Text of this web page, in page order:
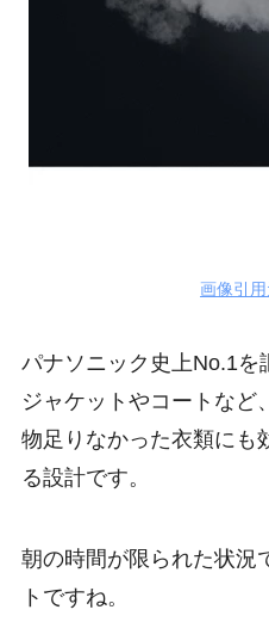
画像引
パナソニック史上No.1を
ジャケットやコートなど
物足りなかった衣類にも
る設計です。
朝の時間が限られた状況
トですね。